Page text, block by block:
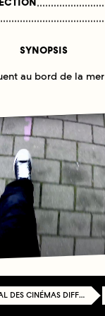
SYNOPSIS
au bord de la
DIFFÉRENTS ET EXPÉRIMENTAUX DE PARIS